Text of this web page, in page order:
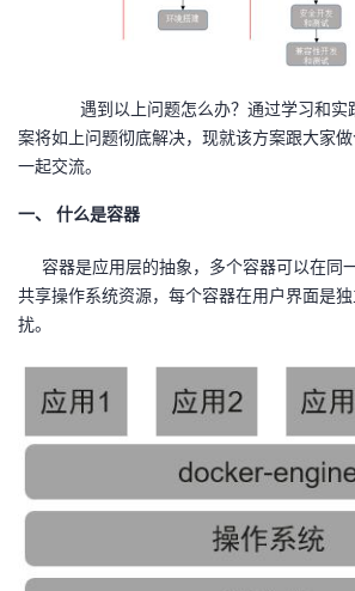
的
课
程
我
的
认
我
的
验
我
收
藏
技
术
支
的
云
声
议
遇到以上问题怎么办？通过学习和实
案将如上问题彻底解决，现就该方案跟大家
一起交流。
一、 什么是容器
容器是应用层的抽象，多个容器可以在同
共享操作系统资源，每个容器在用户界面是
扰。